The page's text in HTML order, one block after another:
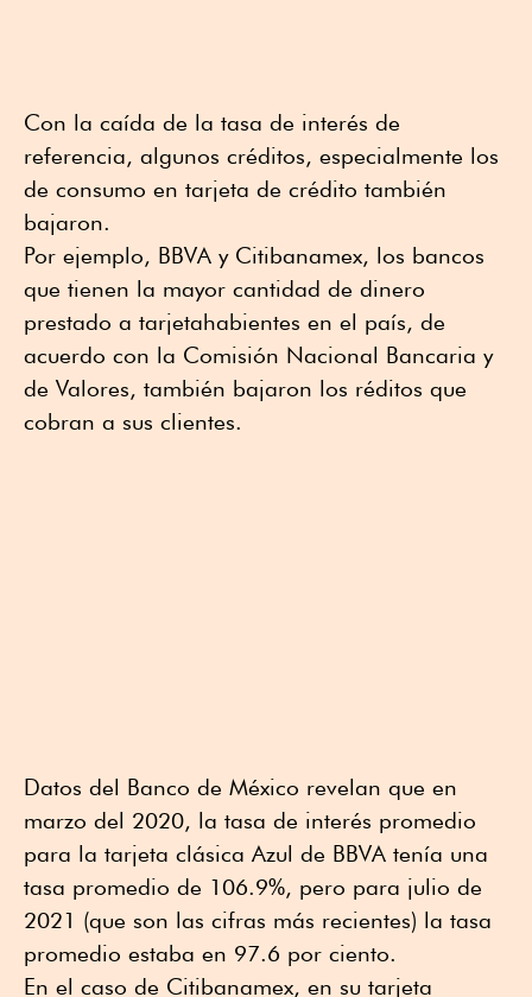
Con la caída de la tasa de interés de
referencia, algunos créditos, especialmente los
de consumo en tarjeta de crédito también
bajaron.
Por ejemplo, BBVA y Citibanamex, los bancos
que tienen la mayor cantidad de dinero
prestado a tarjetahabientes en el país, de
acuerdo con la Comisión Nacional Bancaria y
de Valores, también bajaron los réditos que
cobran a sus clientes.
Datos del Banco de México revelan que en
marzo del 2020, la tasa de interés promedio
para la tarjeta clásica Azul de BBVA tenía una
tasa promedio de 106.9%, pero para julio de
2021 (que son las cifras más recientes) la tasa
promedio estaba en 97.6 por ciento.
En el caso de Citibanamex, en su tarjeta